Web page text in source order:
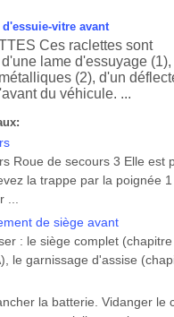
d'essuie-vitre avant
Ces raclettes sont
lame d'essuyage (1),
(2), d'un
du véhicule. ...
Roue de secours 3 Elle
la trappe par la poignée
de siège avant
: le siège complet
le garnissage d'assise
la batterie. Vidanger